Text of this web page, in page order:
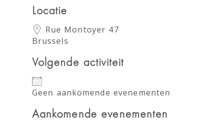
Locatie
Rue Montoyer 47
Brussels
Volgende activiteit
Geen aankomende evenementen
Aankomende evenementen